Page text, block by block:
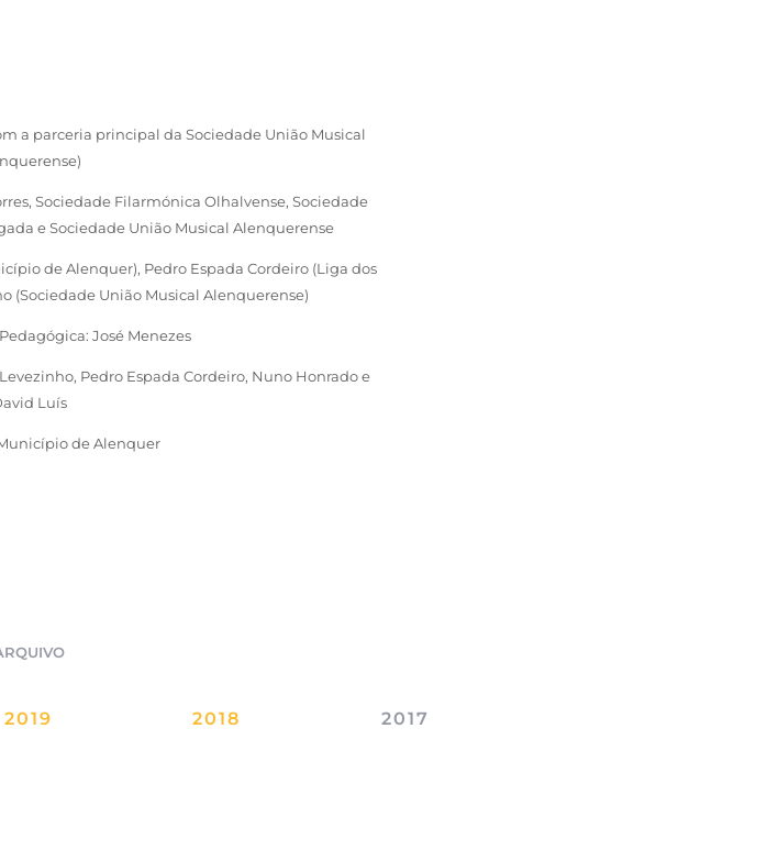
a parceria principal da Sociedade União Musical
Sociedade Filarmónica Olhalvense, Sociedade
e Sociedade União Musical Alenquerense
de Alenquer), Pedro Espada Cordeiro (Liga dos
(Sociedade União Musical Alenquerense)
José Menezes
Pedro Espada Cordeiro, Nuno Honrado e
Luís
de Alenquer
2019 2018 2017